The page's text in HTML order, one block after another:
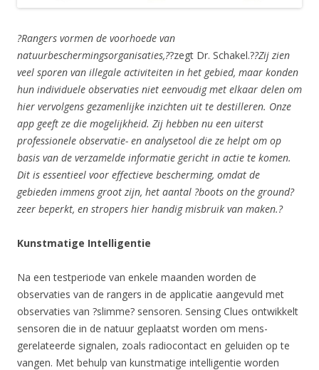
?Rangers vormen de voorhoede van
natuurbeschermingsorganisaties,??zegt Dr. Schakel.??Zij zien
veel sporen van illegale activiteiten in het gebied, maar konden
hun individuele observaties niet eenvoudig met elkaar delen om
hier vervolgens gezamenlijke inzichten uit te destilleren. Onze
app geeft ze die mogelijkheid. Zij hebben nu een uiterst
professionele observatie- en analysetool die ze helpt om op
basis van de verzamelde informatie gericht in actie te komen.
Dit is essentieel voor effectieve bescherming, omdat de
gebieden immens groot zijn, het aantal ?boots on the ground?
zeer beperkt, en stropers hier handig misbruik van maken.?
Kunstmatige Intelligentie
Na een testperiode van enkele maanden worden de
observaties van de rangers in de applicatie aangevuld met
observaties van ?slimme? sensoren. Sensing Clues ontwikkelt
sensoren die in de natuur geplaatst worden om mens-
gerelateerde signalen, zoals radiocontact en geluiden op te
vangen. Met behulp van kunstmatige intelligentie worden